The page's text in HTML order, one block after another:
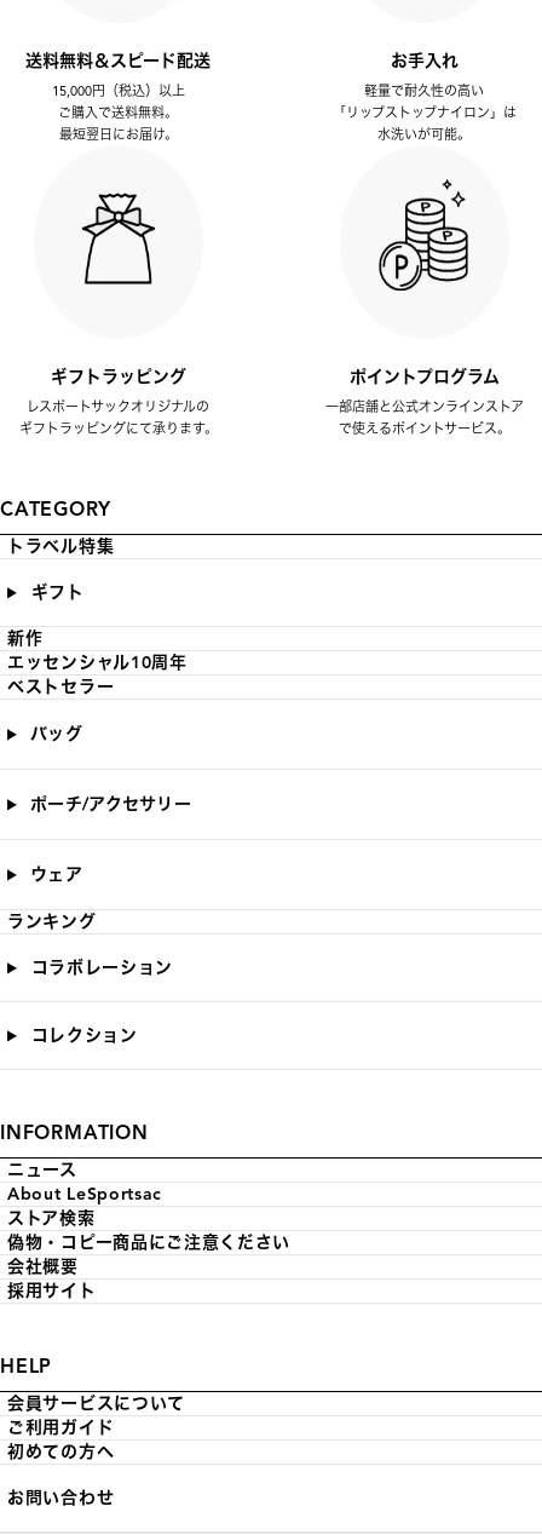
送料無料＆スピード配送
15,000円（税込）以上
ご購入で送料無料。
最短翌日にお届け。
お手入れ
軽量で耐久性の高い
「リップストップナイロン」は
水洗いが可能。
ギフトラッピング
レスポートサックオリジナルの
ギフトラッピングにて承ります。
ポイントプログラム
一部店舗と公式オンラインストア
で使えるポイントサービス。
CATEGORY
トラベル特集
ギフト
新作
エッセンシャル10周年
ベストセラー
バッグ
ポーチ/アクセサリー
ウェア
ランキング
コラボレーション
コレクション
INFORMATION
ニュース
About LeSportsac
ストア検索
偽物・コピー商品にご注意ください
会社概要
採用サイト
HELP
会員サービスについて
ご利用ガイド
初めての方へ
お問い合わせ